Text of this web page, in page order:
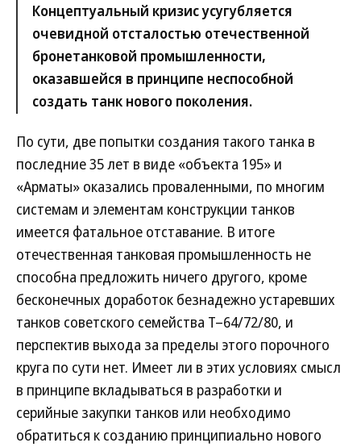
Концептуальный кризис усугубляется
очевидной отсталостью отечественной
бронетанковой промышленности,
оказавшейся в принципе неспособной
создать танк нового поколения.
По сути, две попытки создания такого танка в
последние 35 лет в виде «объекта 195» и
«Арматы» оказались проваленными, по многим
системам и элементам конструкции танков
имеется фатальное отставание. В итоге
отечественная танковая промышленность не
способна предложить ничего другого, кроме
бесконечных доработок безнадежно устаревших
танков советского семейства Т–64/72/80, и
перспектив выхода за пределы этого порочного
круга по сути нет. Имеет ли в этих условиях смысл
в принципе вкладываться в разработки и
серийные закупки танков или необходимо
обратиться к созданию принципиально нового